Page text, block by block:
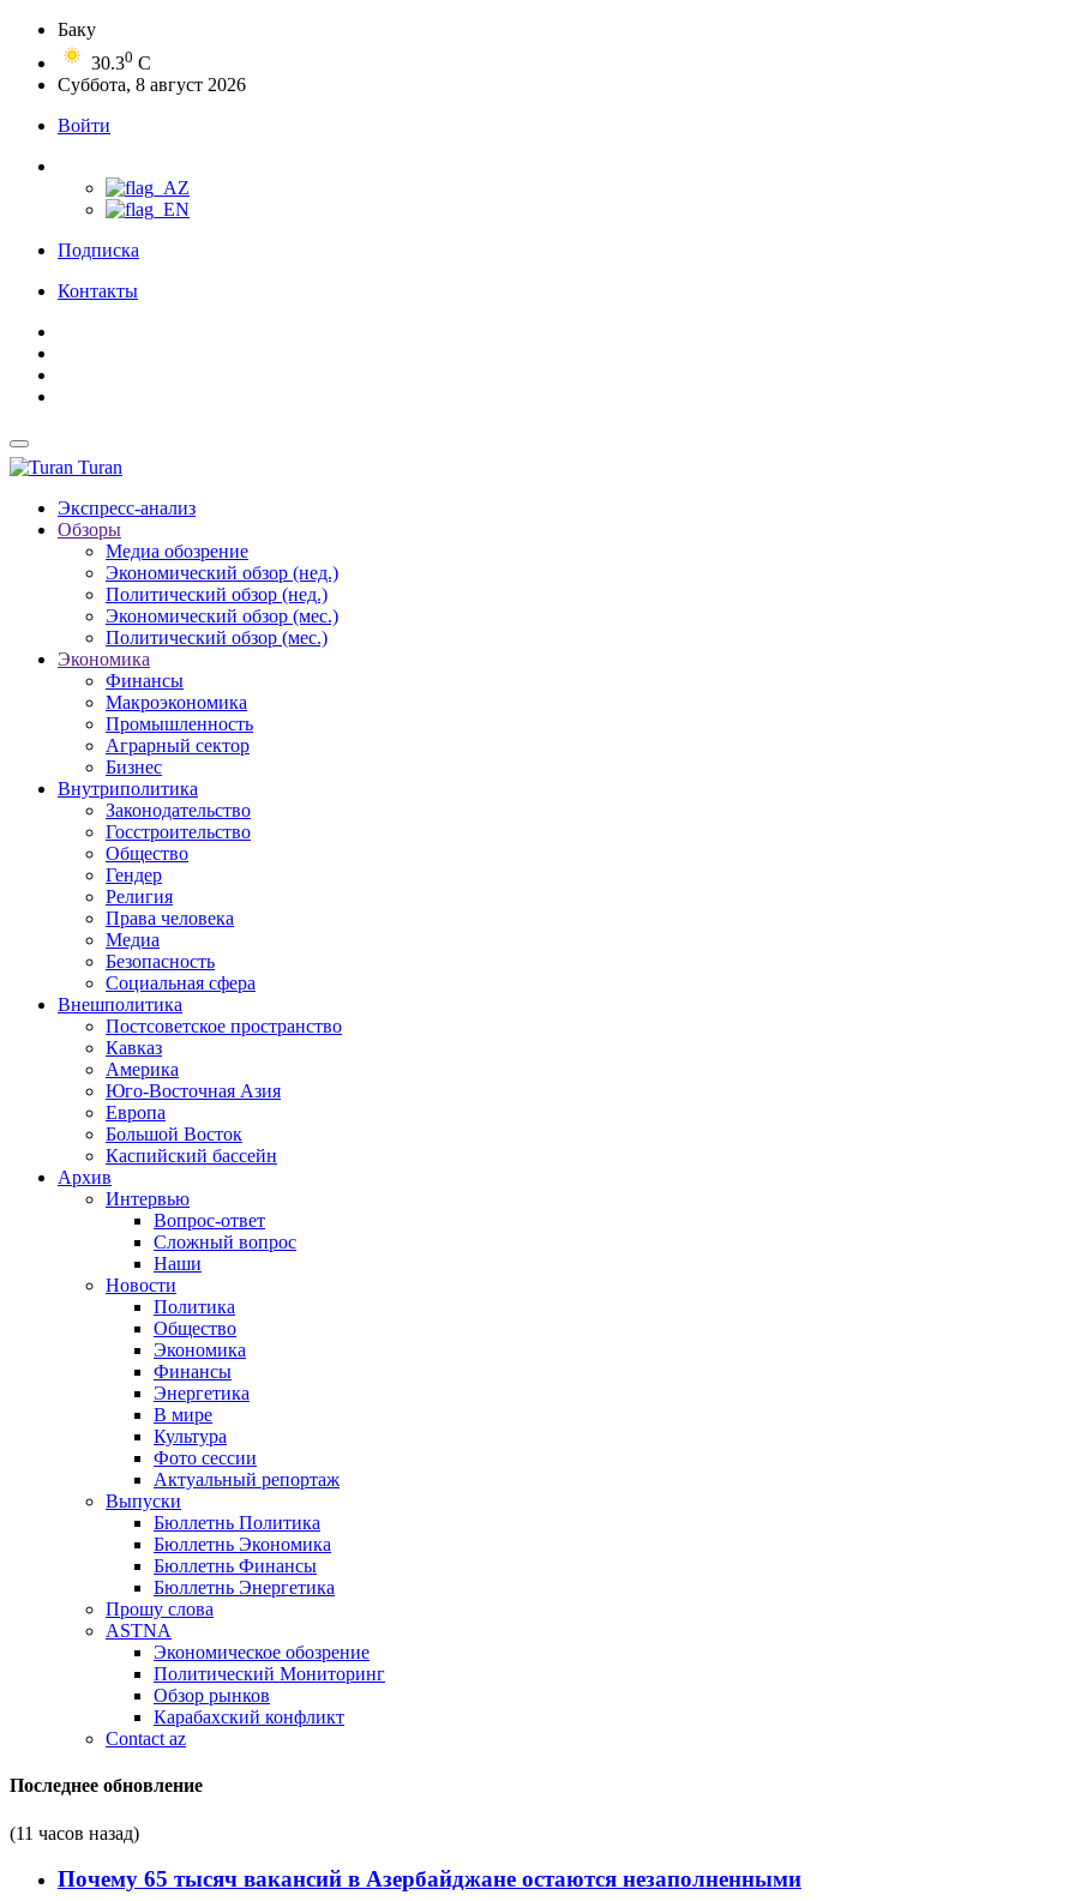
Баку
30.30 C
Суббота, 8 август 2026
Войти
Подписка
Контакты
Turan
Экспресс-анализ
Обзоры
Медиа обозрение
Экономический обзор (нед.)
Политический обзор (нед.)
Экономический обзор (мес.)
Политический обзор (мес.)
Экономика
Финансы
Макроэкономика
Промышленность
Аграрный сектор
Бизнес
Внутриполитика
Законодательство
Госстроительство
Общество
Гендер
Религия
Права человека
Медиа
Безопасность
Социальная сфера
Внешполитика
Постсоветское пространство
Кавказ
Америка
Юго-Восточная Азия
Европа
Большой Восток
Каспийский бассейн
Архив
Интервью
Вопрос-ответ
Сложный вопрос
Наши
Новости
Политика
Общество
Экономика
Финансы
Энергетика
В мире
Культура
Фото сессии
Актуальный репортаж
Выпуски
Бюллетнь Политика
Бюллетнь Экономика
Бюллетнь Финансы
Бюллетнь Энергетика
Прошу слова
ASTNA
Экономическое обозрение
Политический Мониторинг
Обзор рынков
Карабахский конфликт
Contact az
Последнее обновление
(11 часов назад)
Почему 65 тысяч вакансий в Азербайджане остаются незаполненными